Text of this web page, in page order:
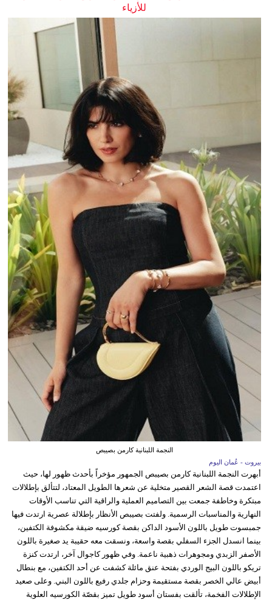
للأزياء
النجمة اللبنانية كارمن بصيبص
بيروت - عُمان اليوم
أبهرت النجمة اللبنانية كارمن بصيبص الجمهور مؤخراً بأحدث ظهور لها، حيث
اعتمدت قصة الشعر القصير متخلية عن شعرها الطويل المعتاد، لتتألق بإطلالات
مبتكرة وخاطفة جمعت بين التصاميم العملية والراقية التي تناسب الأوقات
النهارية والمناسبات الرسمية. ولفتت بصيبص الأنظار بإطلالة عصرية ارتدت فيها
جمبسوت طويل باللون الأسود الداكن بقصة كورسيه ضيقة مكشوفة الكتفين،
بينما انسدل الجزء السفلي بقصة واسعة، ونسقت معه حقيبة يد صغيرة باللون
الأصفر الزبدي ومجوهرات ذهبية ناعمة. وفي ظهور كاجوال آخر، ارتدت كنزة
تريكو باللون البيج الوردي بفتحة عنق مائلة كشفت عن أحد الكتفين، مع بنطال
أبيض عالي الخصر بقصة مستقيمة وحزام جلدي رفيع باللون البني. وعلى صعيد
الإطلالات الفخمة، تألقت بفستان أسود طويل تميز بقصّة الكورسيه العلوية